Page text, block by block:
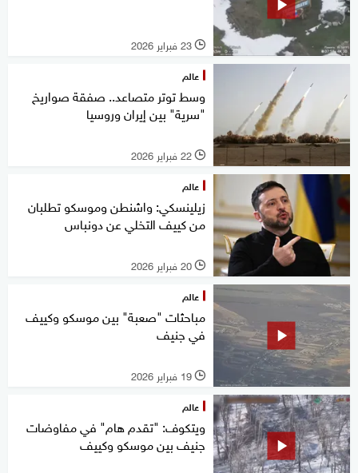
l 23 فبراير 2026
عالم
وسط توتر متصاعد.. صفقة صواريخ
"سرية" بين إيران وروسيا
l 22 فبراير 2026
عالم
زيلينسكي: واشنطن وموسكو تطلبان
من كييف التخلي عن دونباس
l 20 فبراير 2026
عالم
مباحثات "صعبة" بين موسكو وكييف
في جنيف
l 19 فبراير 2026
عالم
ويتكوف: "تقدم هام" في مفاوضات
جنيف بين موسكو وكييف